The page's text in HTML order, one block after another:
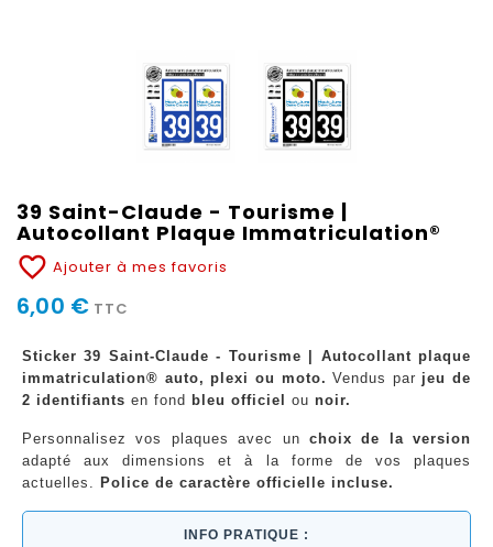
39 Saint-Claude - Tourisme |
Autocollant Plaque Immatriculation®
favorite_border Ajouter à mes favoris
6,00 € TTC
Sticker 39 Saint-Claude - Tourisme | Autocollant plaque
immatriculation® auto, plexi ou moto. Vendus par jeu de
2 identifiants en fond bleu officiel ou noir.
Personnalisez vos plaques avec un choix de la version
adapté aux dimensions et à la forme de vos plaques
actuelles. Police de caractère officielle incluse.
INFO PRATIQUE :